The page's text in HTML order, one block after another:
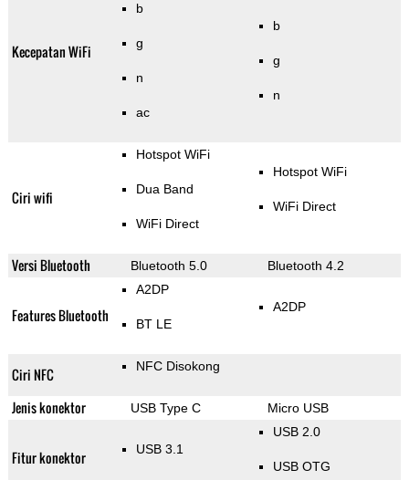
Kecepatan WiFi
b
g
n
ac
b
g
n
Ciri wifi
Hotspot WiFi
Dua Band
WiFi Direct
Hotspot WiFi
WiFi Direct
Versi Bluetooth Bluetooth 5.0 Bluetooth 4.2
Features Bluetooth
A2DP
BT LE
A2DP
Ciri NFC NFC Disokong
Jenis konektor USB Type C Micro USB
Fitur konektor USB 3.1
USB 2.0
USB OTG